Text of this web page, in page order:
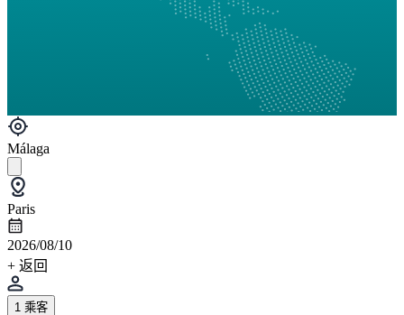
Málaga
Paris
2026/08/10
+ 返回
1 乘客